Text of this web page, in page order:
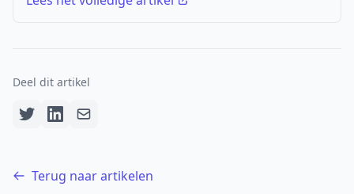
Deel dit artikel
Terug naar artikelen